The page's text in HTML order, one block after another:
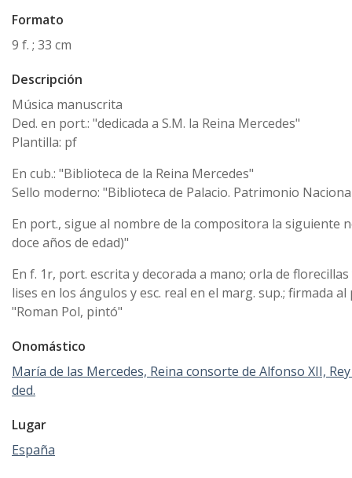
Formato
9 f. ; 33 cm
Descripción
Música manuscrita
Ded. en port.: "dedicada a S.M. la Reina Mercedes"
Plantilla: pf
En cub.: "Biblioteca de la Reina Mercedes"
Sello moderno: "Biblioteca de Palacio. Patrimonio
En port., sigue al nombre de la compositora la siguiente
doce años de edad)"
En f. 1r, port. escrita y decorada a mano; orla de
lises en los ángulos y esc. real en el marg. sup.; firmada al
"Roman Pol, pintó"
Onomástico
María de las Mercedes, Reina consorte de Alfonso XII,
ded.
Lugar
España